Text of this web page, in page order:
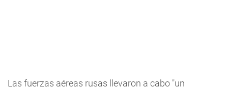
Las fuerzas aéreas rusas llevaron a cabo "un